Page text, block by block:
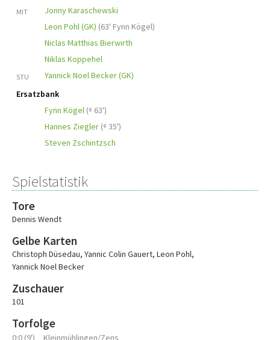
MIT
Jonny Karaschewski
Leon Pohl (GK) (63' Fynn Kögel)
Niclas Matthias Bierwirth
Niklas Koppehel
STU
Yannick Noel Becker (GK)
Ersatzbank
Fynn Kögel ( 63')
Hannes Ziegler ( 35')
Steven Zschintzsch
Spielstatistik
Tore
Dennis Wendt
Gelbe Karten
Christoph Düsedau, Yannic Colin Gauert, Leon Pohl,
Yannick Noel Becker
Zuschauer
101
Torfolge
0:0 (9')
Kleinmühlingen/Zens